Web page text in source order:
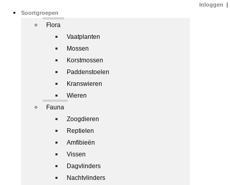
Soortgroepen
Flora
Vaatplanten
Mossen
Korstmossen
Paddenstoelen
Kranswieren
Wieren
Fauna
Zoogdieren
Reptielen
Amfibieën
Vissen
Dagvlinders
Nachtvlinders
Inloggen |